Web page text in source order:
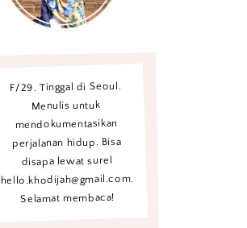
F/29. Tinggal di Seoul.
Menulis untuk
mendokumentasikan
perjalanan hidup. Bisa
disapa lewat surel
hello.khodijah@gmail.com.
Selamat membaca!